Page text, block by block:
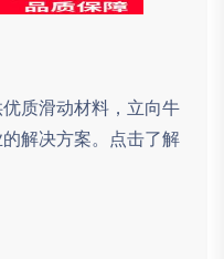
质滑动材料，立向牛
解决方案。点击了解